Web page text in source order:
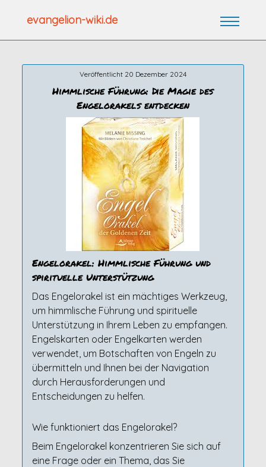
evangelion-wiki.de
Veröffentlicht 20 Dezember 2024
Himmlische Führung: Die Magie des
Engelorakels entdecken
Engelorakel: Himmlische Führung und
spirituelle Unterstützung
Das Engelorakel ist ein mächtiges Werkzeug,
um himmlische Führung und spirituelle
Unterstützung in Ihrem Leben zu empfangen.
Engelskarten oder Engelkarten werden
verwendet, um Botschaften von Engeln zu
übermitteln und Ihnen bei der Navigation
durch Herausforderungen und
Entscheidungen zu helfen.
Wie funktioniert das Engelorakel?
Beim Engelorakel konzentrieren Sie sich auf
eine Frage oder ein Thema, das Sie